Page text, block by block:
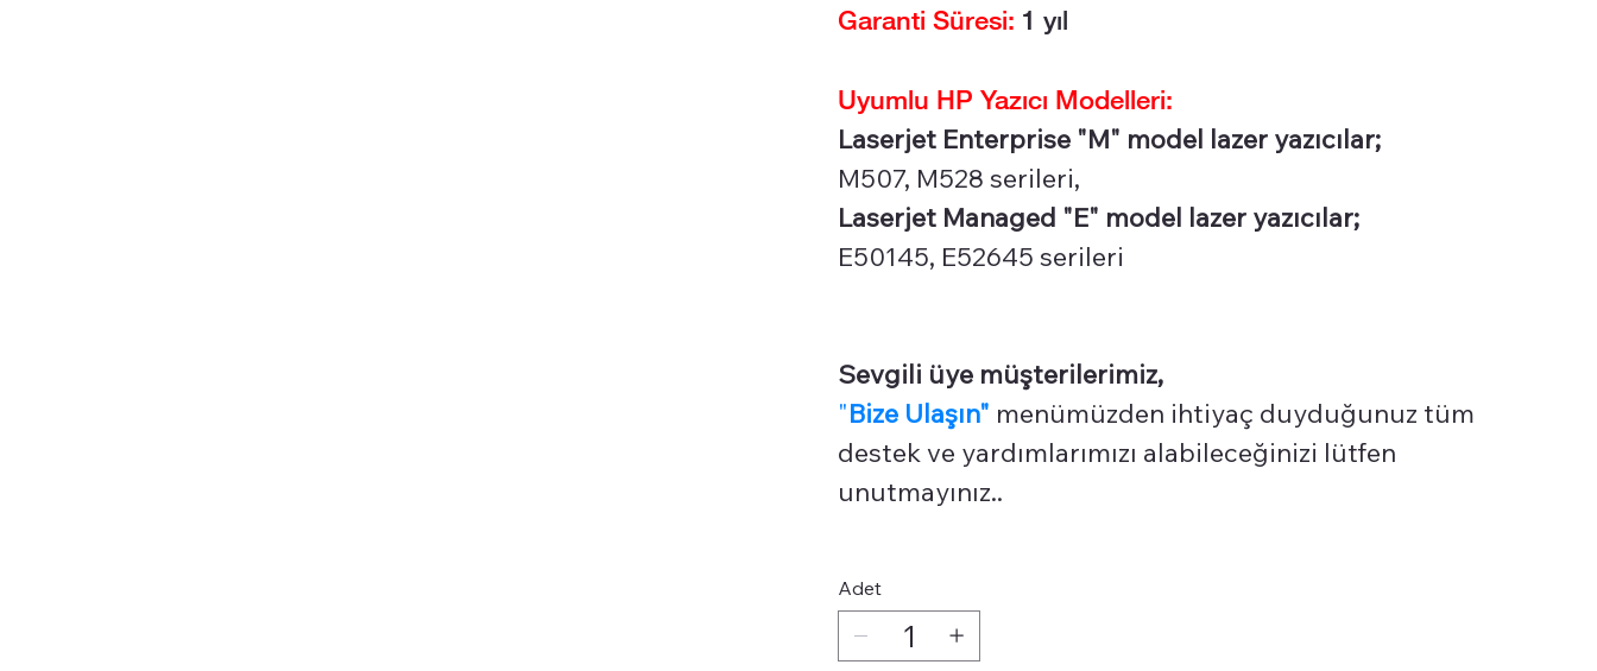
Garanti Süresi: 1 yıl
Uyumlu HP Yazıcı Modelleri:
Laserjet Enterprise "M" model lazer yazıcılar;
M507, M528 serileri,
Laserjet Managed "E" model lazer yazıcılar;
E50145, E52645 serileri
Sevgili üye müşterilerimiz,
"Bize Ulaşın" menümüzden ihtiyaç duyduğunuz tüm
destek ve yardımlarımızı alabileceğinizi lütfen
unutmayınız..
Adet